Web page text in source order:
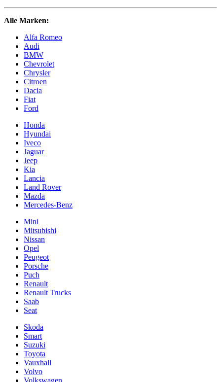
Alle Marken:
Alfa Romeo
Audi
BMW
Chevrolet
Chrysler
Citroen
Dacia
Fiat
Ford
Honda
Hyundai
Iveco
Jaguar
Jeep
Kia
Lancia
Land Rover
Mazda
Mercedes-Benz
Mini
Mitsubishi
Nissan
Opel
Peugeot
Porsche
Puch
Renault
Renault Trucks
Saab
Seat
Skoda
Smart
Suzuki
Toyota
Vauxhall
Volvo